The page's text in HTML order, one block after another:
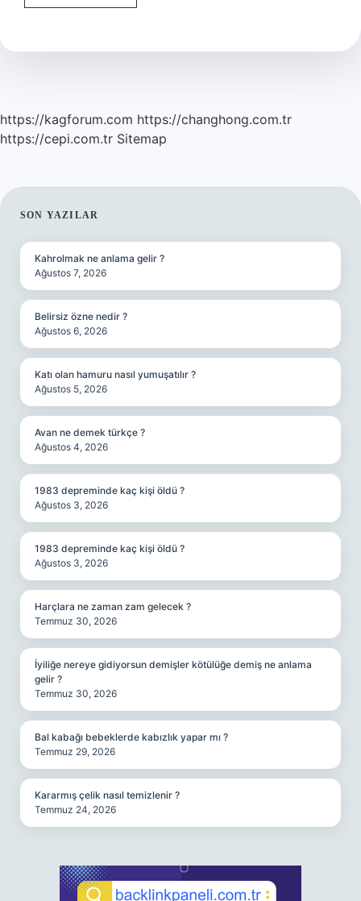
Hasar
Döner
https://kagforum.com https://changhong.com.tr
https://cepi.com.tr Sitemap
SIDEBAR
SON YAZILAR
Kahrolmak ne anlama gelir ?
Ağustos 7, 2026
Belirsiz özne nedir ?
Ağustos 6, 2026
Katı olan hamuru nasıl yumuşatılır ?
Ağustos 5, 2026
Avan ne demek türkçe ?
Ağustos 4, 2026
1983 depreminde kaç kişi öldü ?
Ağustos 3, 2026
1983 depreminde kaç kişi öldü ?
Ağustos 3, 2026
Harçlara ne zaman zam gelecek ?
Temmuz 30, 2026
İyiliğe nereye gidiyorsun demişler kötülüğe demiş ne anlama
gelir ?
Temmuz 30, 2026
Bal kabağı bebeklerde kabızlık yapar mı ?
Temmuz 29, 2026
Kararmış çelik nasıl temizlenir ?
Temmuz 24, 2026